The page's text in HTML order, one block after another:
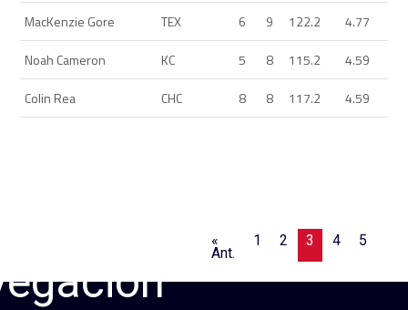
MacKenzie Gore
TEX 6 9 122.2
4.77
Noah Cameron
KC 5 8 115.2
4.59
Colin Rea
CHC 8 8 117.2 4.59
«
Ant.
1 2 3 4 5